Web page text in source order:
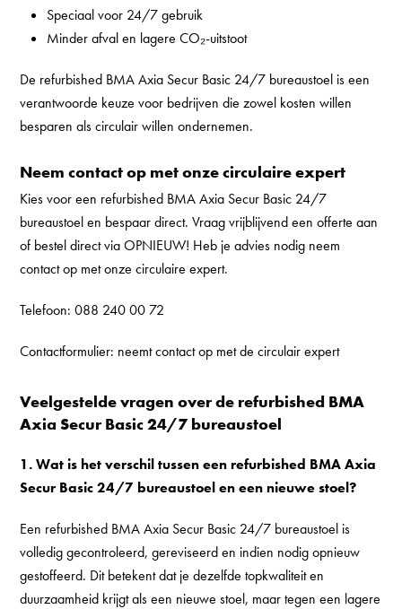
Speciaal voor 24/7 gebruik
Minder afval en lagere CO₂-uitstoot
De refurbished BMA Axia Secur Basic 24/7 bureaustoel is een
verantwoorde keuze voor bedrijven die zowel kosten willen
besparen als circulair willen ondernemen.
Neem contact op met onze circulaire expert
Kies voor een refurbished BMA Axia Secur Basic 24/7
bureaustoel en bespaar direct. Vraag vrijblijvend een offerte aan
of bestel direct via OPNIEUW! Heb je advies nodig neem
contact op met onze circulaire expert.
Telefoon: 088 240 00 72
Contactformulier: neemt contact op met de circulair expert
Veelgestelde vragen over de refurbished BMA
Axia Secur Basic 24/7 bureaustoel
1. Wat is het verschil tussen een refurbished BMA Axia
Secur Basic 24/7 bureaustoel en een nieuwe stoel?
Een refurbished BMA Axia Secur Basic 24/7 bureaustoel is
volledig gecontroleerd, gereviseerd en indien nodig opnieuw
gestoffeerd. Dit betekent dat je dezelfde topkwaliteit en
duurzaamheid krijgt als een nieuwe stoel, maar tegen een lagere